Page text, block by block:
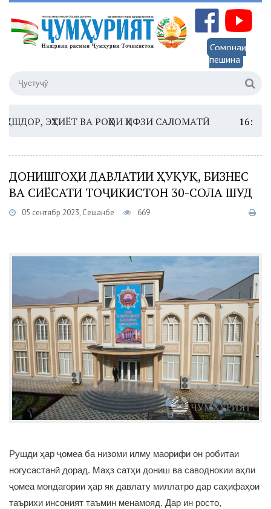
Сомонаи
пешина
ВА РОҲҲОИ ҲИФЗИ САЛОМАТӢ16:35 – ШОМИ
ДОНИШГОҲИ ДАВЛАТИИ ҲУҚУҚ, БИЗНЕС
ВА СИЁСАТИ ТОҶИКИСТОН 30-СОЛА ШУД
05 сентябр 2023, Сешанбе 669
Рушди ҳар ҷомеа ба низоми илму маорифи он робитаи
ногусастанӣ дорад. Маҳз сатҳи дониш ва саводнокии аҳли
ҷомеа мондагории ҳар як давлату миллатро дар саҳифаҳои
таърихи инсоният таъмин менамояд. Дар ин росто,